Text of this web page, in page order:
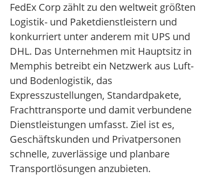
FedEx Corp zählt zu den weltweit größten
Logistik- und Paketdienstleistern und
konkurriert unter anderem mit UPS und
DHL. Das Unternehmen mit Hauptsitz in
Memphis betreibt ein Netzwerk aus Luft-
und Bodenlogistik, das
Expresszustellungen, Standardpakete,
Frachttransporte und damit verbundene
Dienstleistungen umfasst. Ziel ist es,
Geschäftskunden und Privatpersonen
schnelle, zuverlässige und planbare
Transportlösungen anzubieten.